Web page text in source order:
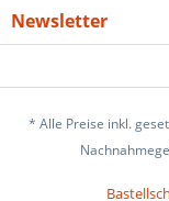
Newsletter
* Alle Preise inkl.